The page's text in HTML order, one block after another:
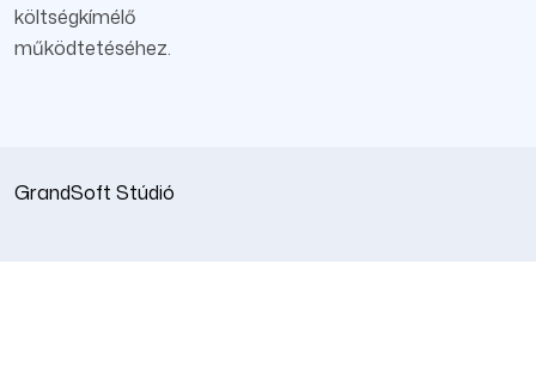
költségkímélő
működtetéséhez.
GrandSoft Stúdió